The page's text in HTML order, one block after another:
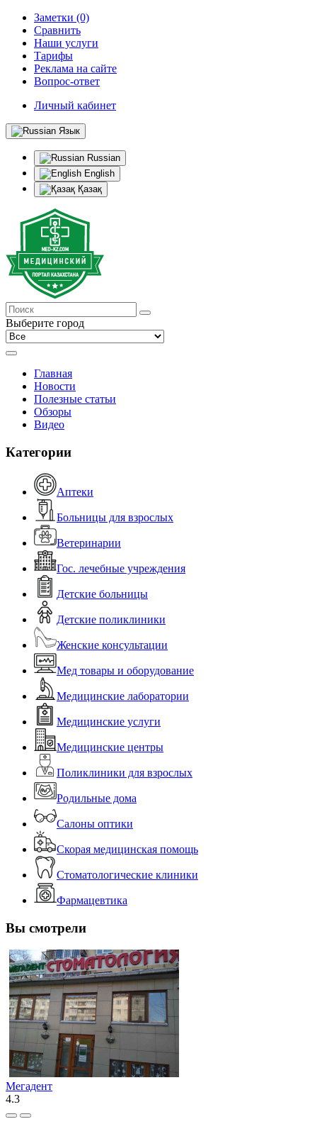
Заметки (0)
Сравнить
Наши услуги
Тарифы
Реклама на сайте
Вопрос-ответ
Личный кабинет
Язык
Russian
English
Қазақ
Выберите город
Главная
Новости
Полезные статьи
Обзоры
Видео
Категории
Аптеки
Больницы для взрослых
Ветеринарии
Гос. лечебные учреждения
Детские больницы
Детские поликлиники
Женские консультации
Мед товары и оборудование
Медицинские лаборатории
Медицинские услуги
Медицинские центры
Поликлиники для взрослых
Родильные дома
Салоны оптики
Скорая медицинская помощь
Стоматологические клиники
Фармацевтика
Вы смотрели
Мегадент
4.3